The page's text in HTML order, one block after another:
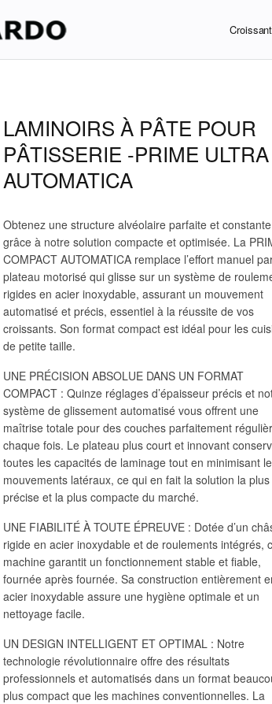
LAMINOIRS À PÂTE POUR
PÂTISSERIE -PRIME ULTRA
AUTOMATICA
Obtenez une structure alvéolaire parfaite et constante
grâce à notre solution compacte et optimisée. La
COMPACT AUTOMATICA remplace l’effort manuel
plateau motorisé qui glisse sur un système de
rigides en acier inoxydable, assurant un mouvement
automatisé et précis, essentiel à la réussite de vos
croissants. Son format compact est idéal pour les
de petite taille.
UNE PRÉCISION ABSOLUE DANS UN FORMAT
COMPACT : Quinze réglages d’épaisseur précis et
système de glissement automatisé vous offrent une
maîtrise totale pour des couches parfaitement
chaque fois. Le plateau plus court et innovant
toutes les capacités de laminage tout en minimisant
mouvements latéraux, ce qui en fait la solution la plus
précise et la plus compacte du marché.
UNE FIABILITÉ À TOUTE ÉPREUVE : Dotée d’un
rigide en acier inoxydable et de roulements intégrés,
machine garantit un fonctionnement stable et fiable,
fournée après fournée. Sa construction entièrement
acier inoxydable assure une hygiène optimale et un
nettoyage facile.
UN DESIGN INTELLIGENT ET OPTIMAL : Notre
technologie révolutionnaire offre des résultats
professionnels et automatisés dans un format
plus compact que les machines conventionnelles. La